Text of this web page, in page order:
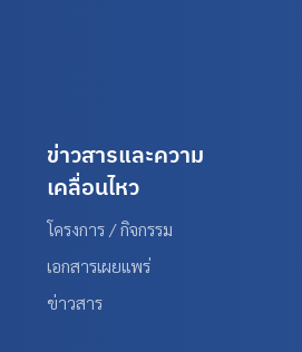
ข่าวสารและความ
เคลื่อนไหว
โครงการ / กิจกรรม
เอกสารเผยแพร่
ข่าวสาร